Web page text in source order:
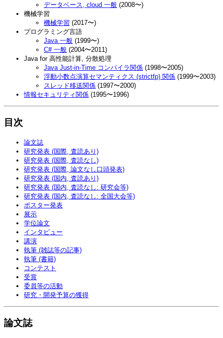
データベース, cloud 一般 (2008〜)
機械学習
機械学習 (2017〜)
プログラミング言語
Java 一般 (1999〜)
C# 一般 (2004〜2011)
Java for 高性能計算, 分散処理
Java Just-in-Time コンパイラ関係 (1998〜2005)
浮動小数点演算セマンティクス (strictfp) 関係 (1999〜2003)
スレッド移送関係 (1997〜2000)
情報セキュリティ関係 (1995〜1996)
目次
論文誌
研究発表 (国際, 査読あり)
研究発表 (国際, 査読なし)
研究発表 (国際, 論文なし口頭発表)
研究発表 (国内, 査読あり)
研究発表 (国内, 査読なし: 研究会等)
研究発表 (国内, 査読なし: 全国大会等)
ポスター発表
展示
学位論文
インタビュー
講演
執筆 (雑誌等の記事)
執筆 (書籍)
コンテスト
受賞
委員等の活動
研究・開発予算の獲得
論文誌